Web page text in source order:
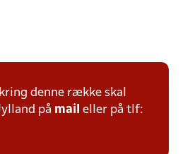
denne række skal
på mail eller på tlf: